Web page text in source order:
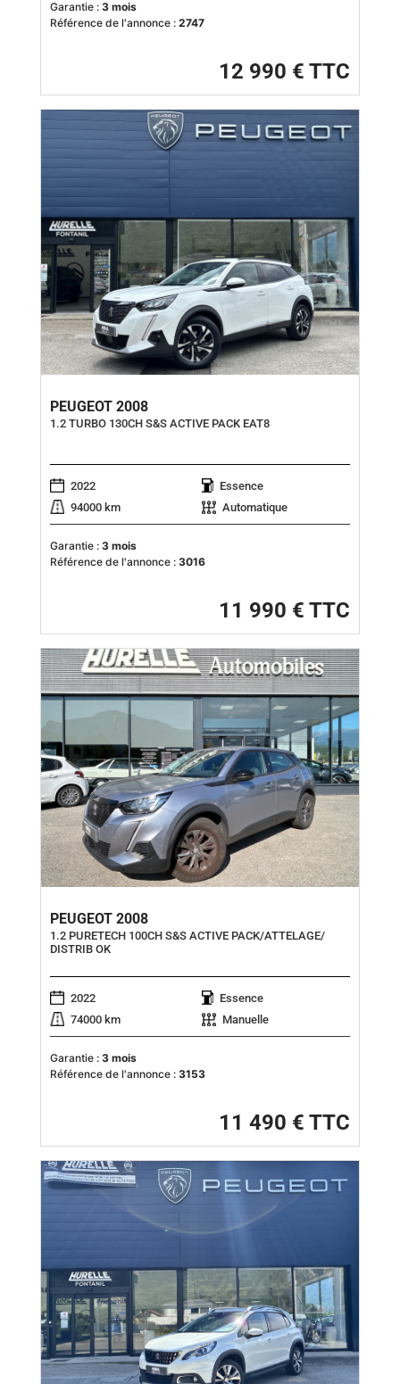
Garantie : 3 mois
Référence de l'annonce : 2747
12 990 € TTC
PEUGEOT 2008
1.2 TURBO 130CH S&S ACTIVE PACK EAT8
2022
Essence
94000 km
Automatique
Garantie : 3 mois
Référence de l'annonce : 3016
11 990 € TTC
PEUGEOT 2008
1.2 PURETECH 100CH S&S ACTIVE PACK/ATTELAGE/
DISTRIB OK
2022
Essence
74000 km
Manuelle
Garantie : 3 mois
Référence de l'annonce : 3153
11 490 € TTC